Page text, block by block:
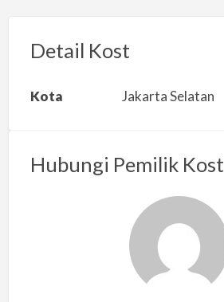
r
a
s
Detail Kost
Kota Jakarta Selatan
Hubungi Pemilik Kost